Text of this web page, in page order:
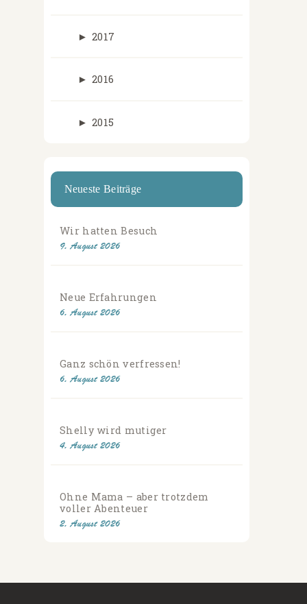
► 2017
► 2016
► 2015
Neueste Beiträge
Wir hatten Besuch
9. August 2026
Neue Erfahrungen
6. August 2026
Ganz schön verfressen!
6. August 2026
Shelly wird mutiger
4. August 2026
Ohne Mama – aber trotzdem
voller Abenteuer
2. August 2026